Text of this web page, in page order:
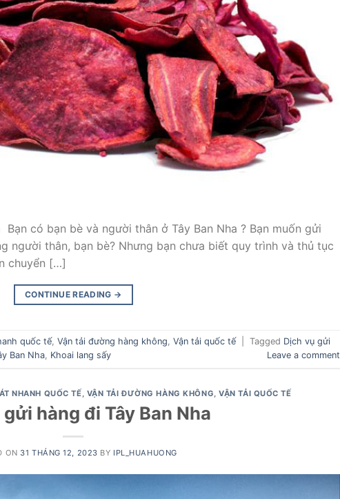
có bạn bè và người thân ở Tây Ban Nha ? Bạn muốn gửi
người thân, bạn bè? Nhưng bạn chưa biết quy trình và thủ tục
chuyển […]
CONTINUE READING →
quốc tế, Vận tải đường hàng không, Vận tải quốc tế Tagged Dịch vụ gửi
Ban Nha, Khoai lang sấy Leave a comment
NHANH QUỐC TẾ, VẬN TẢI ĐƯỜNG HÀNG KHÔNG,VẬN TẢI QUỐC TẾ
hàng đi Tây Ban Nha
ON 31 THÁNG 12, 2023 BY IPL_HUAHUONG